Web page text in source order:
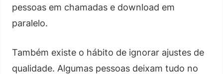
pessoas em chamadas e download em
paralelo.
Também existe o hábito de ignorar ajustes de
qualidade. Algumas pessoas deixam tudo no